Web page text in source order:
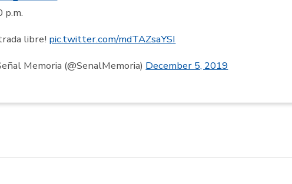
p.m.
libre! pic.twitter.com/mdTAZsaYSI
Memoria (@SenalMemoria) December 5, 2019